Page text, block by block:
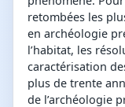
retombées les
en archéologie
l’habitat, les
caractérisation
plus de trente
de l’archéologie